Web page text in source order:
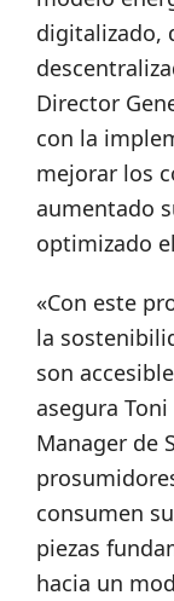
digitalizado,
Director
con la
mejorar los
aumentado
optimizado
«Con este
la
son
asegura
Manager de
consumen
piezas
hacia un